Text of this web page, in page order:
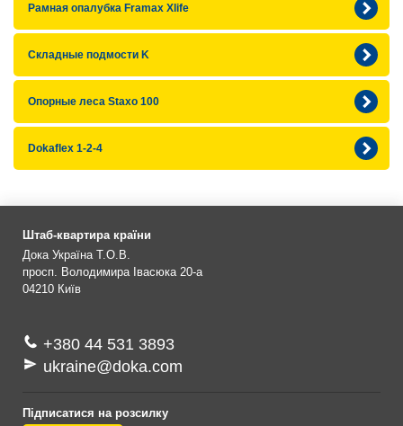
Рамная опалубка Framax Xlife
Складные подмости K
Опорные леса Staxo 100
Dokaflex 1-2-4
Штаб-квартира країни
Дока Україна Т.О.В.
просп. Володимира Івасюка 20-а
04210 Київ
+380 44 531 3893
ukraine@doka.com
Підписатися на розсилку